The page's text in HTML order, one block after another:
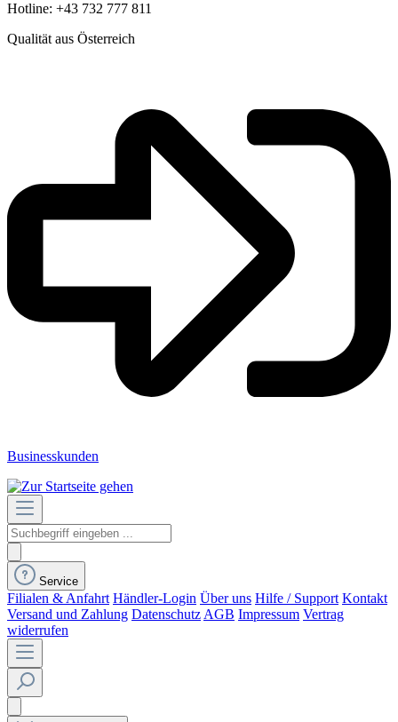
Hotline: +43 732 777 811
Qualität aus Österreich
Businesskunden
Service
Filialen & Anfahrt Händler-Login Über uns Hilfe / Support Kontakt
Versand und Zahlung Datenschutz AGB Impressum Vertrag
widerrufen